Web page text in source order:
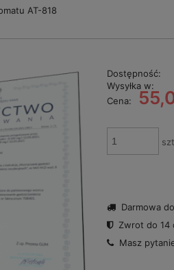
AT-818
Dostępność:
Wysyłka w:
Cena:
Darmowa
Zwrot do 14
Masz